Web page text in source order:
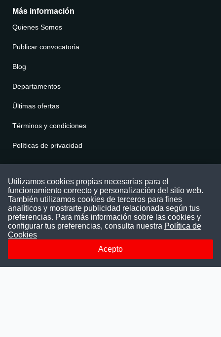
Más información
Quienes Somos
Publicar convocatoria
Blog
Departamentos
Últimas ofertas
Términos y condiciones
Políticas de privacidad
Puede comunicarse con nosotros a través
nuestras redes sociales o del correo:
contacto@convocatoriasdetrabajo.com
Siguenos en:
Utilizamos cookies propias necesarias para el
funcionamiento correcto y personalización del sitio web.
También utilizamos cookies de terceros para fines
analíticos y mostrarte publicidad relacionada según tus
preferencias. Para más información sobre las cookies y
configurar tus preferencias, consulta nuestra Política de
Cookies
Acepto